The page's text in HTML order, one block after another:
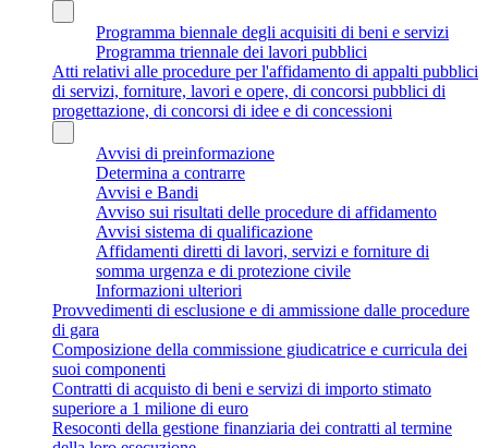
Programma biennale degli acquisiti di beni e servizi
Programma triennale dei lavori pubblici
Atti relativi alle procedure per l'affidamento di appalti pubblici
di servizi, forniture, lavori e opere, di concorsi pubblici di
progettazione, di concorsi di idee e di concessioni
Avvisi di preinformazione
Determina a contrarre
Avvisi e Bandi
Avviso sui risultati delle procedure di affidamento
Avvisi sistema di qualificazione
Affidamenti diretti di lavori, servizi e forniture di
somma urgenza e di protezione civile
Informazioni ulteriori
Provvedimenti di esclusione e di ammissione dalle procedure
di gara
Composizione della commissione giudicatrice e curricula dei
suoi componenti
Contratti di acquisto di beni e servizi di importo stimato
superiore a 1 milione di euro
Resoconti della gestione finanziaria dei contratti al termine